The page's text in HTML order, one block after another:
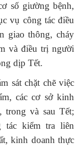
số giường bệnh,
vụ công tác điều
giao thông, cháy
và điều trị người
dịp Tết.
sát chặt chẽ việc
, các cơ sở kinh
trong và sau Tết;
tác kiểm tra liên
kinh doanh thực